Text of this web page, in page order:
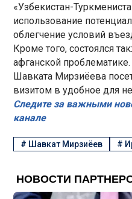
«Узбекистан-
использование
облегчение условий
Кроме того, состоялся
афганской
Шавката Мирзиёева
визитом в удобное для
Следите за важными
канале
# Шавкат Мирзиёев #